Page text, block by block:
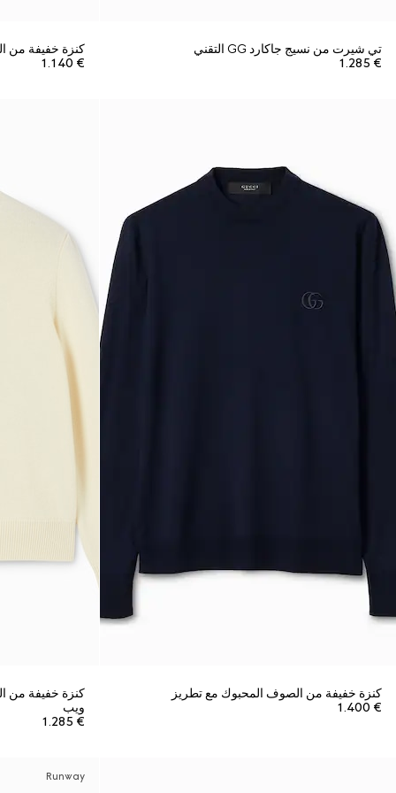
تي شيرت من نسيج جاكارد GG التقني
€ 1.285
كنزة خفيفة من
€ 1.140
كنزة خفيفة من الصوف المحبوك مع تطريز
€ 1.400
كنزة خفيفة من
ويب
€ 1.285
Runway